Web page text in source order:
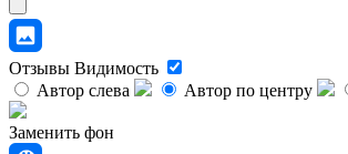
Отзывы Видимость
Автор слева
Автор по центру
Заменить фон